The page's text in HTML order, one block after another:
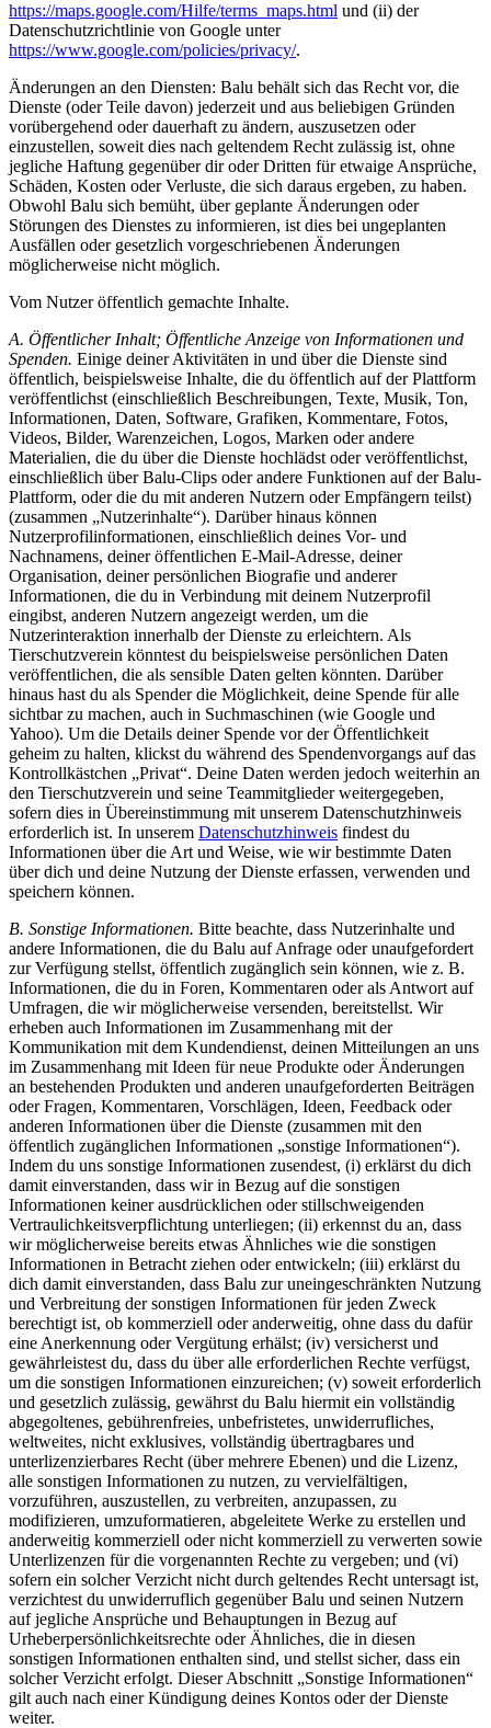
https://maps.google.com/Hilfe/terms_maps.html und (ii) der
Datenschutzrichtlinie von Google unter
https://www.google.com/policies/privacy/.
Änderungen an den Diensten: Balu behält sich das Recht vor, die
Dienste (oder Teile davon) jederzeit und aus beliebigen Gründen
vorübergehend oder dauerhaft zu ändern, auszusetzen oder
einzustellen, soweit dies nach geltendem Recht zulässig ist, ohne
jegliche Haftung gegenüber dir oder Dritten für etwaige Ansprüche,
Schäden, Kosten oder Verluste, die sich daraus ergeben, zu haben.
Obwohl Balu sich bemüht, über geplante Änderungen oder
Störungen des Dienstes zu informieren, ist dies bei ungeplanten
Ausfällen oder gesetzlich vorgeschriebenen Änderungen
möglicherweise nicht möglich.
Vom Nutzer öffentlich gemachte Inhalte.
A. Öffentlicher Inhalt; Öffentliche Anzeige von Informationen und
Spenden. Einige deiner Aktivitäten in und über die Dienste sind
öffentlich, beispielsweise Inhalte, die du öffentlich auf der Plattform
veröffentlichst (einschließlich Beschreibungen, Texte, Musik, Ton,
Informationen, Daten, Software, Grafiken, Kommentare, Fotos,
Videos, Bilder, Warenzeichen, Logos, Marken oder andere
Materialien, die du über die Dienste hochlädst oder veröffentlichst,
einschließlich über Balu-Clips oder andere Funktionen auf der Balu-
Plattform, oder die du mit anderen Nutzern oder Empfängern teilst)
(zusammen „Nutzerinhalte“). Darüber hinaus können
Nutzerprofilinformationen, einschließlich deines Vor- und
Nachnamens, deiner öffentlichen E-Mail-Adresse, deiner
Organisation, deiner persönlichen Biografie und anderer
Informationen, die du in Verbindung mit deinem Nutzerprofil
eingibst, anderen Nutzern angezeigt werden, um die
Nutzerinteraktion innerhalb der Dienste zu erleichtern. Als
Tierschutzverein könntest du beispielsweise persönlichen Daten
veröffentlichen, die als sensible Daten gelten könnten. Darüber
hinaus hast du als Spender die Möglichkeit, deine Spende für alle
sichtbar zu machen, auch in Suchmaschinen (wie Google und
Yahoo). Um die Details deiner Spende vor der Öffentlichkeit
geheim zu halten, klickst du während des Spendenvorgangs auf das
Kontrollkästchen „Privat“. Deine Daten werden jedoch weiterhin an
den Tierschutzverein und seine Teammitglieder weitergegeben,
sofern dies in Übereinstimmung mit unserem Datenschutzhinweis
erforderlich ist. In unserem Datenschutzhinweis findest du
Informationen über die Art und Weise, wie wir bestimmte Daten
über dich und deine Nutzung der Dienste erfassen, verwenden und
speichern können.
B. Sonstige Informationen. Bitte beachte, dass Nutzerinhalte und
andere Informationen, die du Balu auf Anfrage oder unaufgefordert
zur Verfügung stellst, öffentlich zugänglich sein können, wie z. B.
Informationen, die du in Foren, Kommentaren oder als Antwort auf
Umfragen, die wir möglicherweise versenden, bereitstellst. Wir
erheben auch Informationen im Zusammenhang mit der
Kommunikation mit dem Kundendienst, deinen Mitteilungen an uns
im Zusammenhang mit Ideen für neue Produkte oder Änderungen
an bestehenden Produkten und anderen unaufgeforderten Beiträgen
oder Fragen, Kommentaren, Vorschlägen, Ideen, Feedback oder
anderen Informationen über die Dienste (zusammen mit den
öffentlich zugänglichen Informationen „sonstige Informationen“).
Indem du uns sonstige Informationen zusendest, (i) erklärst du dich
damit einverstanden, dass wir in Bezug auf die sonstigen
Informationen keiner ausdrücklichen oder stillschweigenden
Vertraulichkeitsverpflichtung unterliegen; (ii) erkennst du an, dass
wir möglicherweise bereits etwas Ähnliches wie die sonstigen
Informationen in Betracht ziehen oder entwickeln; (iii) erklärst du
dich damit einverstanden, dass Balu zur uneingeschränkten Nutzung
und Verbreitung der sonstigen Informationen für jeden Zweck
berechtigt ist, ob kommerziell oder anderweitig, ohne dass du dafür
eine Anerkennung oder Vergütung erhälst; (iv) versicherst und
gewährleistest du, dass du über alle erforderlichen Rechte verfügst,
um die sonstigen Informationen einzureichen; (v) soweit erforderlich
und gesetzlich zulässig, gewährst du Balu hiermit ein vollständig
abgegoltenes, gebührenfreies, unbefristetes, unwiderrufliches,
weltweites, nicht exklusives, vollständig übertragbares und
unterlizenzierbares Recht (über mehrere Ebenen) und die Lizenz,
alle sonstigen Informationen zu nutzen, zu vervielfältigen,
vorzuführen, auszustellen, zu verbreiten, anzupassen, zu
modifizieren, umzuformatieren, abgeleitete Werke zu erstellen und
anderweitig kommerziell oder nicht kommerziell zu verwerten sowie
Unterlizenzen für die vorgenannten Rechte zu vergeben; und (vi)
sofern ein solcher Verzicht nicht durch geltendes Recht untersagt ist,
verzichtest du unwiderruflich gegenüber Balu und seinen Nutzern
auf jegliche Ansprüche und Behauptungen in Bezug auf
Urheberpersönlichkeitsrechte oder Ähnliches, die in diesen
sonstigen Informationen enthalten sind, und stellst sicher, dass ein
solcher Verzicht erfolgt. Dieser Abschnitt „Sonstige Informationen“
gilt auch nach einer Kündigung deines Kontos oder der Dienste
weiter.